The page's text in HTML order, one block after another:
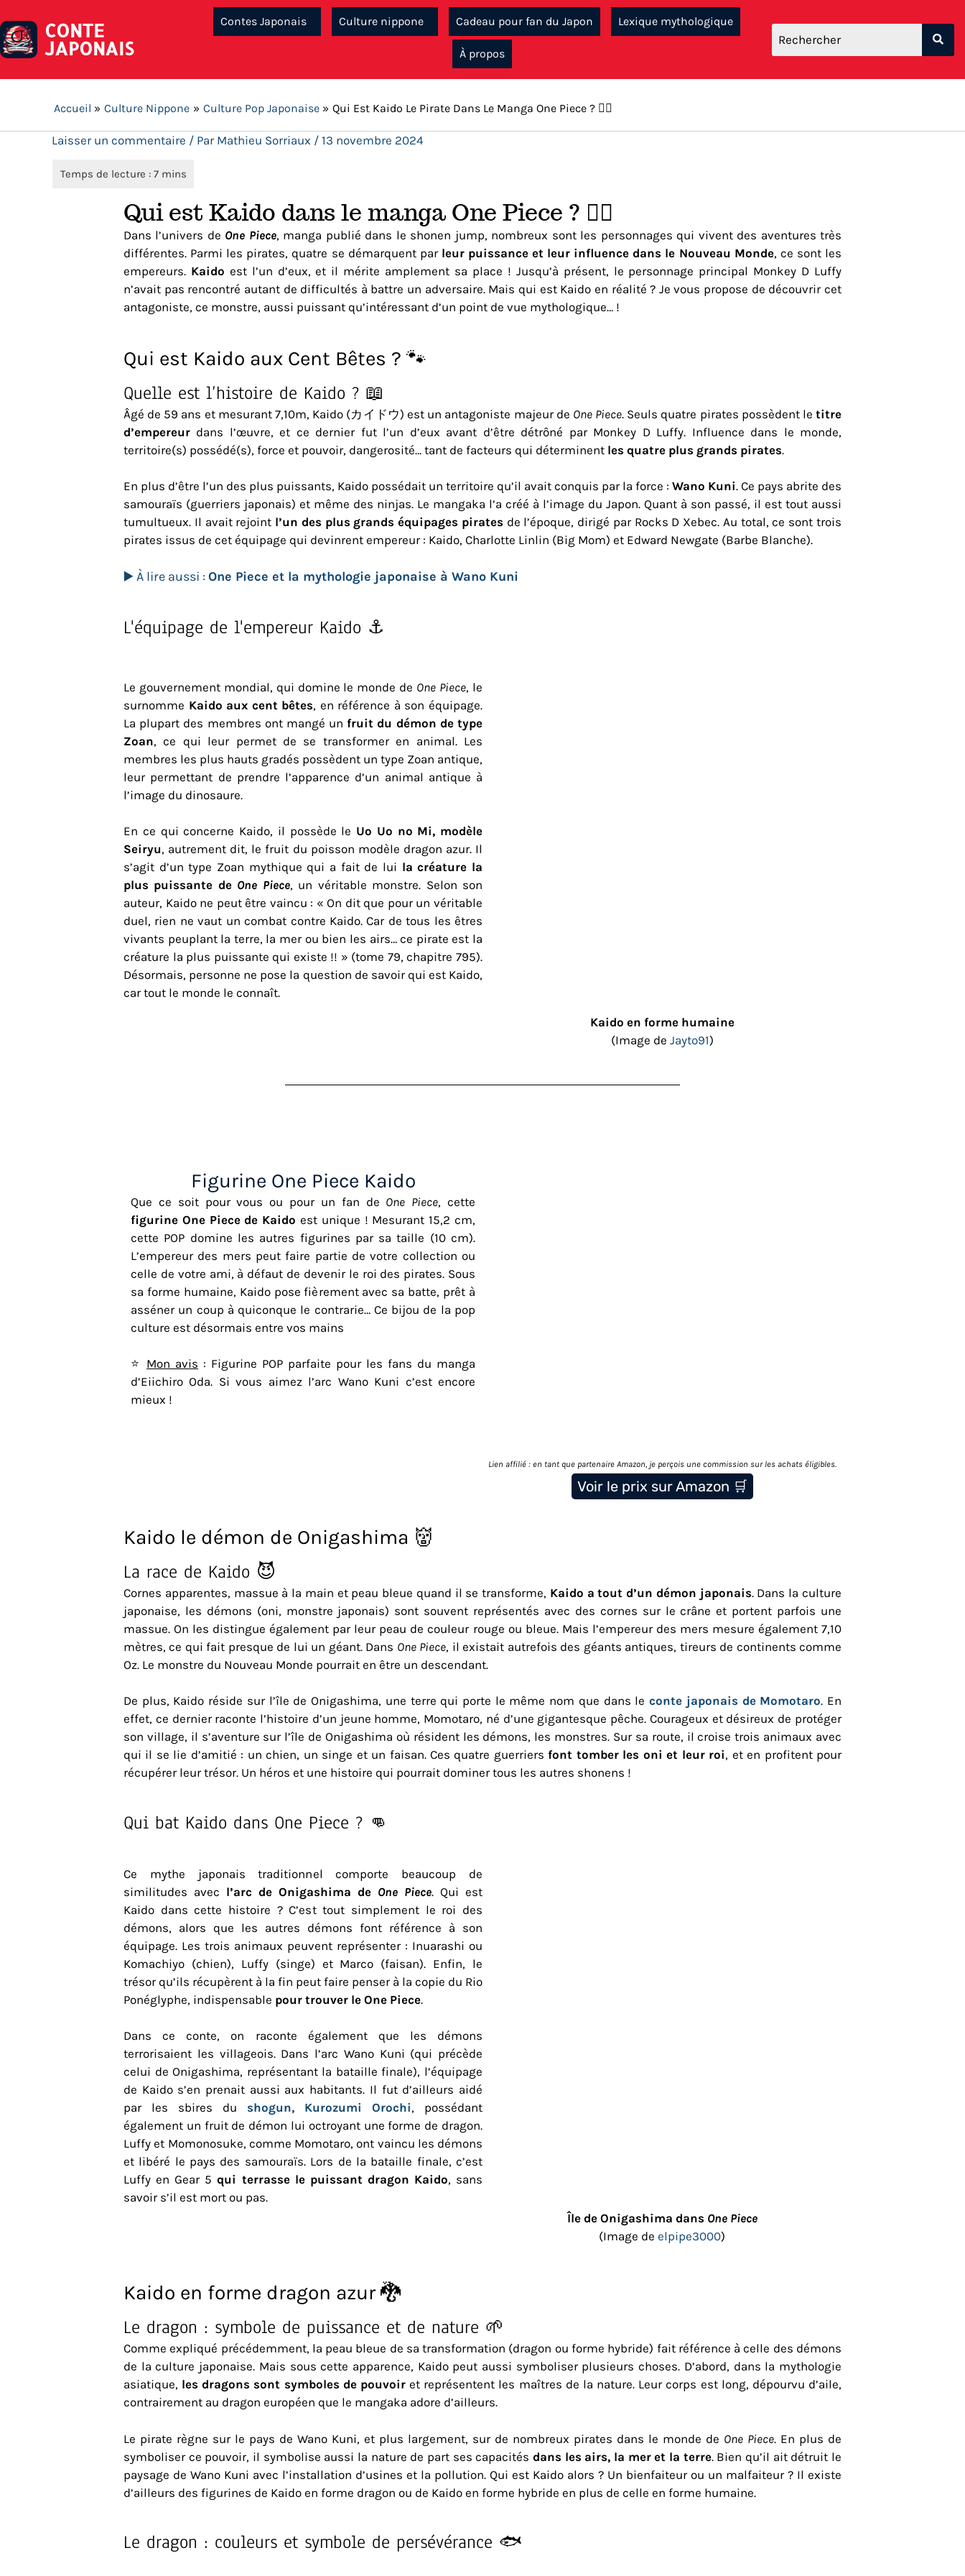
CONTE
JAPONAIS
Contes Japonais Culture nippone Cadeau pour fan du Japon Lexique mythologique
À propos
Accueil Culture Nippone Culture Pop Japonaise Qui Est Kaido Le Pirate Dans Le Manga One Piece ? 🏴‍☠️
Laisser un commentaire / Par Mathieu Sorriaux / 13 novembre 2024
Qui est Kaido dans le manga One Piece ? 🏴‍☠️
Dans l’univers de One Piece, manga publié dans le shonen jump, nombreux sont les personnages qui vivent des aventures très
différentes. Parmi les pirates, quatre se démarquent par leur puissance et leur influence dans le Nouveau Monde, ce sont les
empereurs. Kaido est l’un d’eux, et il mérite amplement sa place ! Jusqu’à présent, le personnage principal Monkey D Luffy
n’avait pas rencontré autant de difficultés à battre un adversaire. Mais qui est Kaido en réalité ? Je vous propose de découvrir cet
antagoniste, ce monstre, aussi puissant qu’intéressant d’un point de vue mythologique… !
Qui est Kaido aux Cent Bêtes ? 🐾
Quelle est l’histoire de Kaido ? 📖
Âgé de 59 ans et mesurant 7,10m, Kaido (カイドウ) est un antagoniste majeur de One Piece. Seuls quatre pirates possèdent letitre
d’empereur dans l’œuvre, et ce dernier fut l’un d’eux avant d’être détrôné par Monkey D Luffy. Influence dans le monde,
territoire(s) possédé(s), force et pouvoir, dangerosité… tant de facteurs qui déterminent les quatre plus grands pirates.
En plus d’être l’un des plus puissants, Kaido possédait un territoire qu’il avait conquis par la force : Wano Kuni. Ce pays abrite des
samouraïs (guerriers japonais) et même des ninjas. Le mangaka l’a créé à l’image du Japon. Quant à son passé, il est tout aussi
tumultueux. Il avait rejoint l’un des plus grands équipages pirates de l’époque, dirigé par Rocks D Xebec. Au total, ce sont trois
pirates issus de cet équipage qui devinrent empereur : Kaido, Charlotte Linlin (Big Mom) et Edward Newgate (Barbe Blanche).
▶️ À lire aussi : One Piece et la mythologie japonaise à Wano Kuni
L'équipage de l'empereur Kaido ⚓
Le gouvernement mondial, qui domine le monde de One Piece, le
surnomme Kaido aux cent bêtes, en référence à son équipage.
La plupart des membres ont mangé unfruit du démon de type
Zoan, ce qui leur permet de se transformer en animal. Les
membres les plus hauts gradés possèdent un type Zoan antique,
leur permettant de prendre l’apparence d’un animal antique à
l’image du dinosaure.
En ce qui concerne Kaido, il possède le Uo Uo no Mi, modèle
Seiryu, autrement dit, le fruit du poisson modèle dragon azur. Il
s’agit d’un type Zoan mythique qui a fait de lui la créature la
plus puissante de One Piece, un véritable monstre. Selon son
auteur, Kaido ne peut être vaincu : « On dit que pour un véritable
duel, rien ne vaut un combat contre Kaido. Car de tous les êtres
vivants peuplant la terre, la mer ou bien les airs… ce pirate est la
créature la plus puissante qui existe !! » (tome 79, chapitre 795).
Désormais, personne ne pose la question de savoir qui est Kaido,
car tout le monde le connaît.
Kaido en forme humaine
(Image de Jayto91)
Figurine One Piece Kaido
Que ce soit pour vous ou pour un fan de One Piece, cette
figurine One Piece de Kaido est unique ! Mesurant 15,2 cm,
cette POP domine les autres figurines par sa taille (10 cm).
L’empereur des mers peut faire partie de votre collection ou
celle de votre ami, à défaut de devenir le roi des pirates. Sous
sa forme humaine, Kaido pose fièrement avec sa batte, prêt à
asséner un coup à quiconque le contrarie… Ce bijou de la pop
culture est désormais entre vos mains
⭐ Mon avis : Figurine POP parfaite pour les fans du manga
d’Eiichiro Oda. Si vous aimez l’arc Wano Kuni c’est encore
mieux !
Lien affilié : en tant que partenaire Amazon, je perçois une commission sur les achats éligibles.
Voir le prix sur Amazon 🛒
Kaido le démon de Onigashima 👹
La race de Kaido 😈
Cornes apparentes, massue à la main et peau bleue quand il se transforme, Kaido a tout d’un démon japonais. Dans la culture
japonaise, les démons (oni, monstre japonais) sont souvent représentés avec des cornes sur le crâne et portent parfois une
massue.On les distingue également par leur peau de couleur rouge ou bleue. Mais l’empereur des mers mesure également 7,10
mètres, ce qui fait presque de lui un géant. Dans One Piece, il existait autrefois des géants antiques, tireurs de continents comme
Oz. Le monstre du Nouveau Monde pourrait en être un descendant.
De plus, Kaido réside sur l’île de Onigashima, une terre qui porte le même nom que dans leconte japonais de Momotaro. En
effet, ce dernier raconte l’histoire d’un jeune homme, Momotaro, né d’une gigantesque pêche. Courageux et désireux de protéger
son village, il s’aventure sur l’île de Onigashima où résident les démons, les monstres. Sur sa route, il croise trois animaux avec
qui il se lie d’amitié : un chien, un singe et un faisan. Ces quatre guerriersfont tomber les oni et leur roi, et en profitent pour
récupérer leur trésor. Un héros et une histoire qui pourrait dominer tous les autres shonens !
Qui bat Kaido dans One Piece ? 👊
Ce mythe japonais traditionnel comporte beaucoup de
similitudes avec l’arc de Onigashima de One Piece. Qui est
Kaido dans cette histoire ? C’est tout simplement le roi des
démons, alors que les autres démons font référence à son
équipage. Les trois animaux peuvent représenter : Inuarashi ou
Komachiyo (chien), Luffy (singe) et Marco (faisan). Enfin, le
trésor qu’ils récupèrent à la fin peut faire penser à la copie du Rio
Ponéglyphe, indispensable pour trouver le One Piece.
Dans ce conte, on raconte également que les démons
terrorisaient les villageois. Dans l’arc Wano Kuni (qui précède
celui de Onigashima, représentant la bataille finale), l’équipage
de Kaido s’en prenait aussi aux habitants. Il fut d’ailleurs aidé
par les sbires du shogun, Kurozumi Orochi, possédant
également un fruit de démon lui octroyant une forme de dragon.
Luffy et Momonosuke, comme Momotaro, ont vaincu les démons
et libéré le pays des samouraïs. Lors de la bataille finale, c’est
Luffy en Gear 5qui terrasse le puissant dragon Kaido, sans
savoir s’il est mort ou pas.
Île de Onigashima dans One Piece
(Image de elpipe3000)
Kaido en forme dragon azur 🐉
Le dragon : symbole de puissance et de nature 🌱
Comme expliqué précédemment, la peau bleue de sa transformation (dragon ou forme hybride) fait référence à celle des démons
de la culture japonaise. Mais sous cette apparence, Kaido peut aussi symboliser plusieurs choses. D’abord, dans la mythologie
asiatique, les dragons sont symboles de pouvoiret représentent les maîtres de la nature. Leur corps est long, dépourvu d’aile,
contrairement au dragon européen que le mangaka adore d’ailleurs.
Le pirate règne sur le pays de Wano Kuni, et plus largement, sur de nombreux pirates dans le monde de One Piece. En plus de
symboliser ce pouvoir, il symbolise aussi la nature de part ses capacités dans les airs, la mer et la terre. Bien qu’il ait détruit le
paysage de Wano Kuni avec l’installation d’usines et la pollution. Qui est Kaido alors ? Un bienfaiteur ou un malfaiteur ? Il existe
d’ailleurs des figurines de Kaido en forme dragon ou de Kaido en forme hybride en plus de celle en forme humaine.
Le dragon : couleurs et symbole de persévérance 🐟